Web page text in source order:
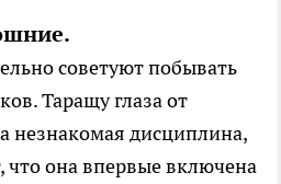
советуют побывать
Таращу глаза от
незнакомая дисциплина,
она впервые включена